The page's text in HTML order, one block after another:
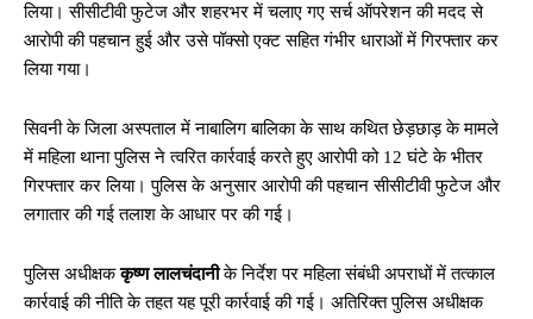
लिया। सीसीटीवी फुटेज और शहरभर में चलाए गए सर्च ऑपरेशन की मदद से
आरोपी की पहचान हुई और उसे पॉक्सो एक्ट सहित गंभीर धाराओं में गिरफ्तार कर
लिया गया।
सिवनी के जिला अस्पताल में नाबालिग बालिका के साथ कथित छेड़छाड़ के मामले
में महिला थाना पुलिस ने त्वरित कार्रवाई करते हुए आरोपी को 12 घंटे के भीतर
गिरफ्तार कर लिया। पुलिस के अनुसार आरोपी की पहचान सीसीटीवी फुटेज और
लगातार की गई तलाश के आधार पर की गई।
पुलिस अधीक्षककृष्ण लालचंदानीके निर्देश पर महिला संबंधी अपराधों में तत्काल
कार्रवाई की नीति के तहत यह पूरी कार्रवाई की गई। अतिरिक्त पुलिस अधीक्षक